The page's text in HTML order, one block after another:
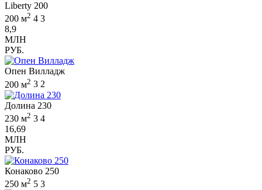
Liberty 200
200 м2 4 3
8,9
МЛН
РУБ.
Опен Вилладж
200 м2 3 2
Долина 230
230 м2 3 4
16,69
МЛН
РУБ.
Конаково 250
250 м2 5 3